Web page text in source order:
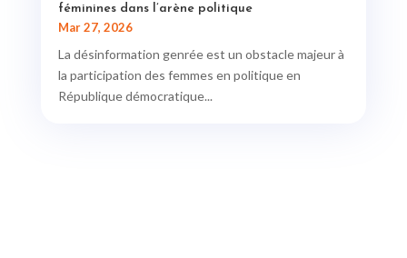
féminines dans l’arène politique
Mar 27, 2026
La désinformation genrée est un obstacle majeur à
la participation des femmes en politique en
République démocratique...